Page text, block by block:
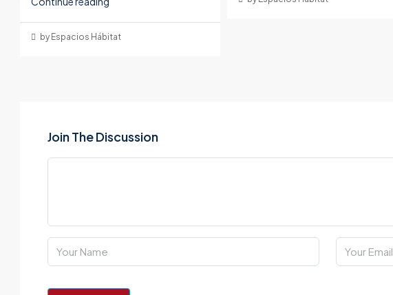
by Espacios Hábitat
Join The Discussion